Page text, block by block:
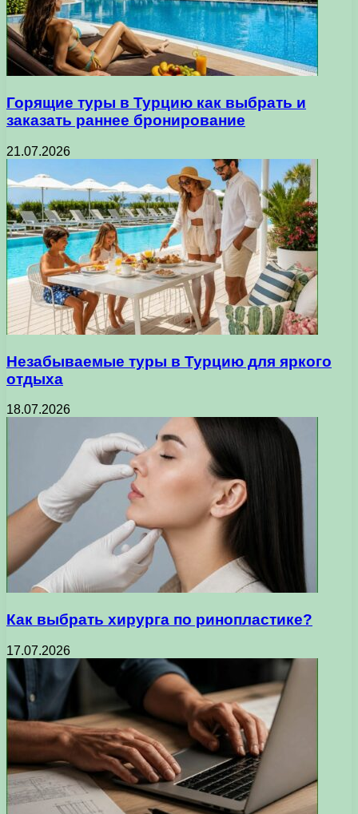
Горящие туры в Турцию как выбрать и
заказать раннее бронирование
21.07.2026
Незабываемые туры в Турцию для яркого
отдыха
18.07.2026
Как выбрать хирурга по ринопластике?
17.07.2026